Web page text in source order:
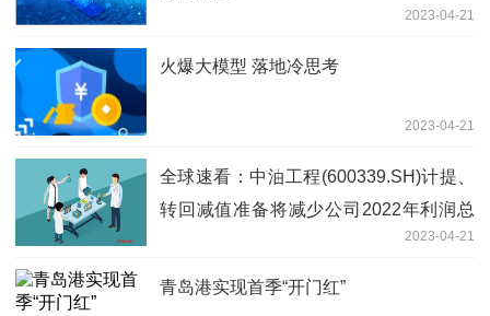
2023-04-21
火爆大模型 落地冷思考
2023-04-21
全球速看：中油工程(600339.SH)计提、
转回减值准备将减少公司2022年利润总
2023-04-21
青岛港实现首季“开门红”